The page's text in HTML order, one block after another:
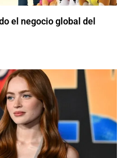
el negocio global del